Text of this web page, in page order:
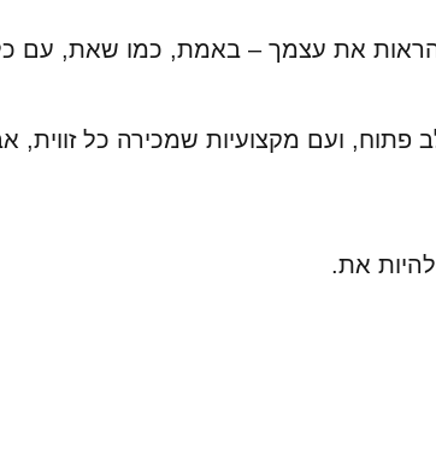
את עצמך – באמת, כמו שאת, עם כל
ועם מקצועיות שמכירה כל זווית,
את.